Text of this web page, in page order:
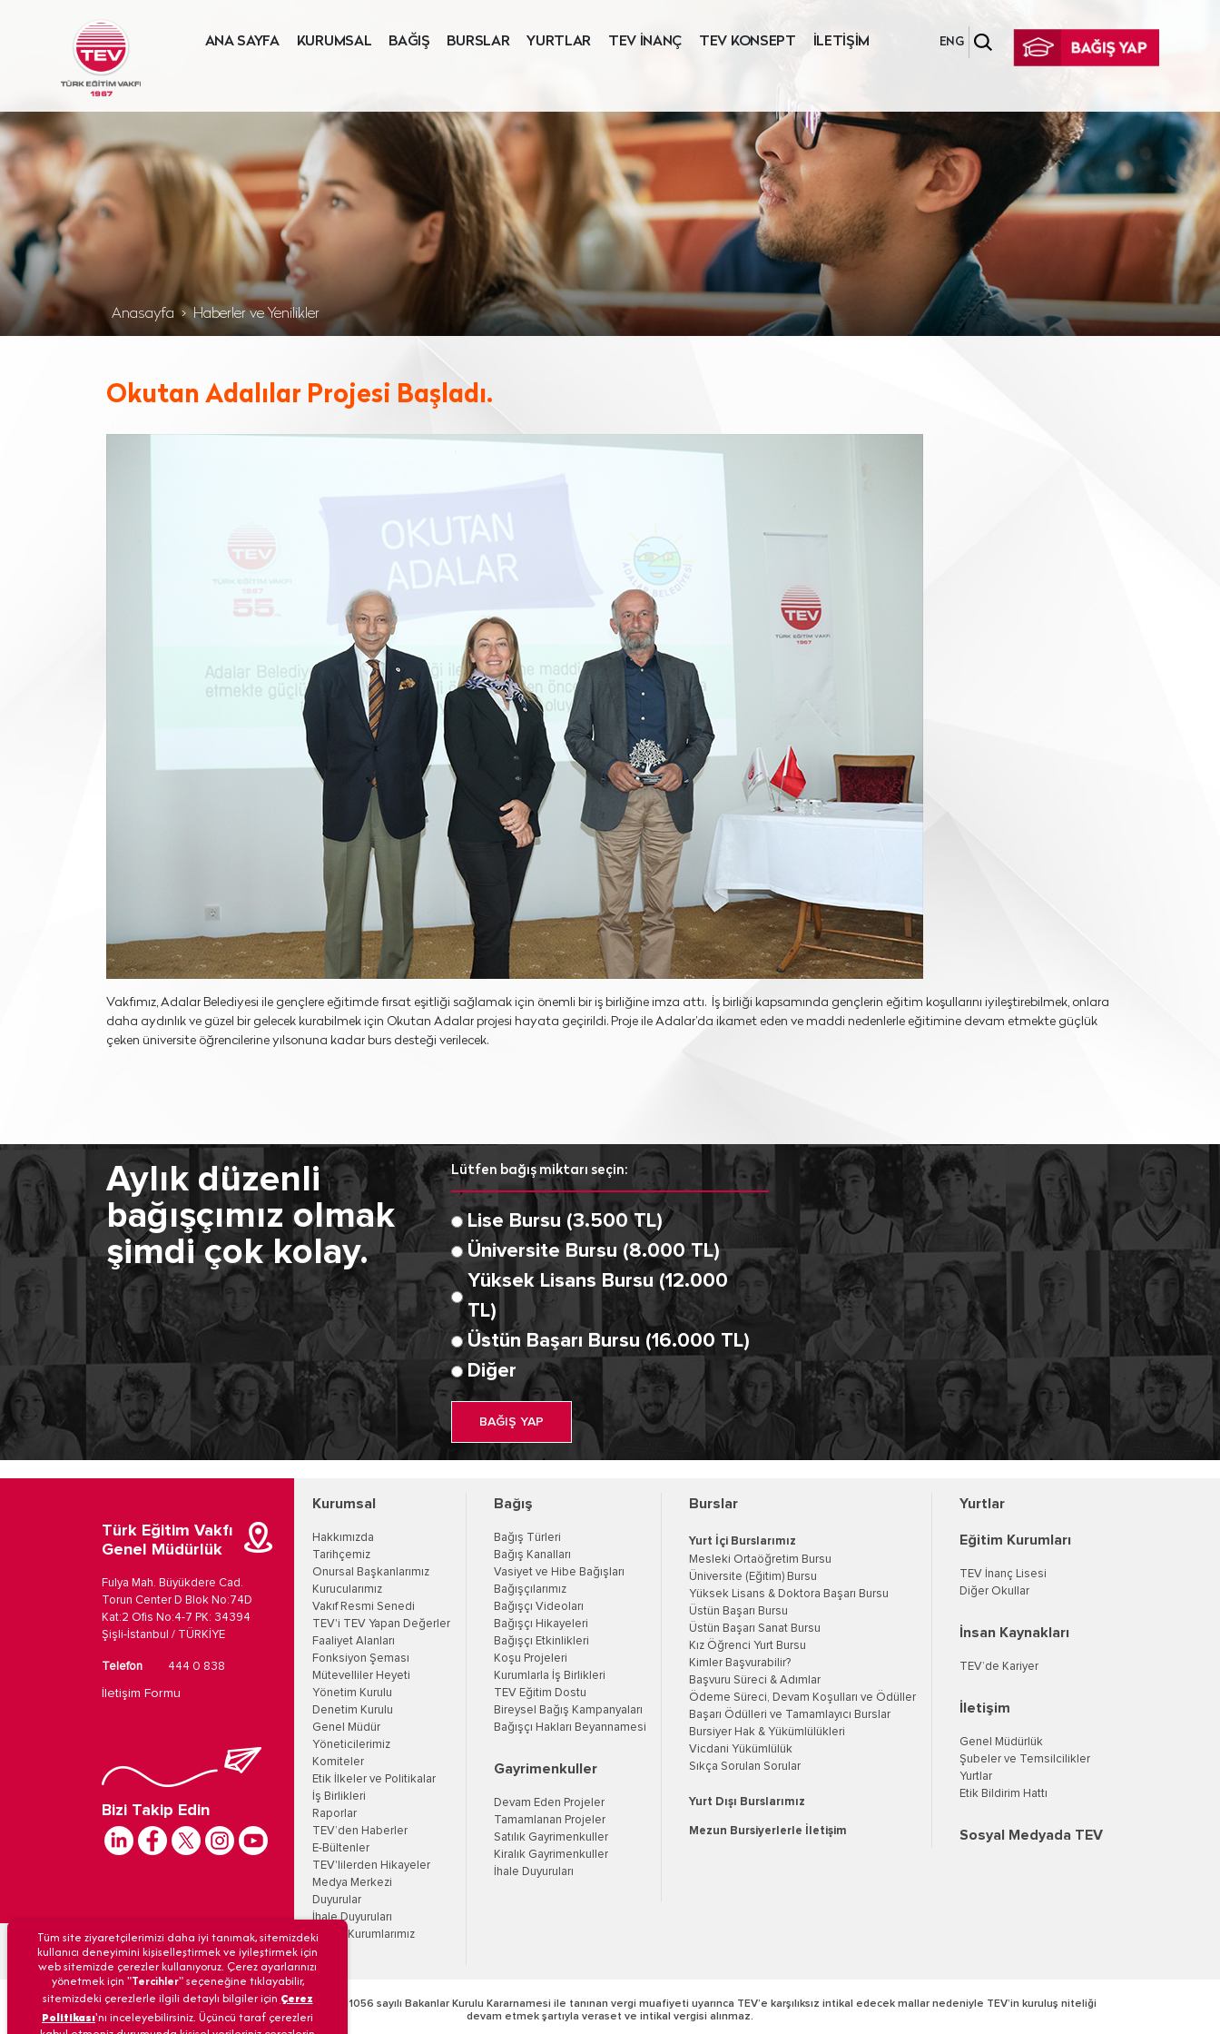
ANA SAYFA KURUMSAL BAĞIŞ BURSLAR YURTLAR TEV İNANÇ TEV KONSEPT İLETİŞİM ENG
Anasayfa Haberler ve Yenilikler
Okutan Adalılar Projesi Başladı.
Vakfımız, Adalar Belediyesi ile gençlere eğitimde fırsat eşitliği sağlamak için önemli bir iş birliğine imza attı. İş birliği kapsamında gençlerin eğitim koşullarını iyileştirebilmek, onlara
daha aydınlık ve güzel bir gelecek kurabilmek için Okutan Adalar projesi hayata geçirildi. Proje ile Adalar’da ikamet eden ve maddi nedenlerle eğitimine devam etmekte güçlük
çeken üniversite öğrencilerine yılsonuna kadar burs desteği verilecek.
Aylık düzenli
bağışçımız olmak
şimdi çok kolay.
Lütfen bağış miktarı seçin:
Lise Bursu (3.500 TL)
Üniversite Bursu (8.000 TL)
Yüksek Lisans Bursu (12.000
TL)
Üstün Başarı Bursu (16.000 TL)
Diğer
BAĞIŞ YAP
Türk Eğitim Vakfı
Genel Müdürlük
Fulya Mah. Büyükdere Cad.
Torun Center D Blok No:74D
Kat:2 Ofis No:4-7 PK: 34394
Şişli-İstanbul / TÜRKİYE
Telefon 444 0 838
İletişim Formu
Bizi Takip Edin
Kurumsal
Hakkımızda
Tarihçemiz
Onursal Başkanlarımız
Kurucularımız
Vakıf Resmi Senedi
TEV'i TEV Yapan Değerler
Faaliyet Alanları
Fonksiyon Şeması
Mütevelliler Heyeti
Yönetim Kurulu
Denetim Kurulu
Genel Müdür
Yöneticilerimiz
Komiteler
Etik İlkeler ve Politikalar
İş Birlikleri
Raporlar
TEV’den Haberler
E-Bültenler
TEV'lilerden Hikayeler
Medya Merkezi
Duyurular
İhale Duyuruları
Eğitim Kurumlarımız
Bağış
Bağış Türleri
Bağış Kanalları
Vasiyet ve Hibe Bağışları
Bağışçılarımız
Bağışçı Videoları
Bağışçı Hikayeleri
Bağışçı Etkinlikleri
Koşu Projeleri
Kurumlarla İş Birlikleri
TEV Eğitim Dostu
Bireysel Bağış Kampanyaları
Bağışçı Hakları Beyannamesi
Gayrimenkuller
Devam Eden Projeler
Tamamlanan Projeler
Satılık Gayrimenkuller
Kiralık Gayrimenkuller
İhale Duyuruları
Burslar
Yurt İçi Burslarımız
Mesleki Ortaöğretim Bursu
Üniversite (Eğitim) Bursu
Yüksek Lisans & Doktora Başarı Bursu
Üstün Başarı Bursu
Üstün Başarı Sanat Bursu
Kız Öğrenci Yurt Bursu
Kimler Başvurabilir?
Başvuru Süreci & Adımlar
Ödeme Süreci, Devam Koşulları ve Ödüller
Başarı Ödülleri ve Tamamlayıcı Burslar
Bursiyer Hak & Yükümlülükleri
Vicdani Yükümlülük
Sıkça Sorulan Sorular
Yurt Dışı Burslarımız
Mezun Bursiyerlerle İletişim
Yurtlar
Eğitim Kurumları
TEV İnanç Lisesi
Diğer Okullar
İnsan Kaynakları
TEV’de Kariyer
İletişim
Genel Müdürlük
Şubeler ve Temsilcilikler
Yurtlar
Etik Bildirim Hattı
Sosyal Medyada TEV
Türk Eğitim Vakfı’na 09/12/1968 tarih ve 6/11056 sayılı Bakanlar Kurulu Kararnamesi ile tanınan vergi muafiyeti uyarınca TEV’e karşılıksız intikal edecek mallar nedeniyle TEV’in kuruluş niteliği
devam etmek şartıyla veraset ve intikal vergisi alınmaz.
Tüm site ziyaretçilerimizi daha iyi tanımak, sitemizdeki
kullanıcı deneyimini kişiselleştirmek ve iyileştirmek için
web sitemizde çerezler kullanıyoruz. Çerez ayarlarınızı
yönetmek için "Tercihler" seçeneğine tıklayabilir,
sitemizdeki çerezlerle ilgili detaylı bilgiler için Çerez
Politikası'nı inceleyebilirsiniz. Üçüncü taraf çerezleri